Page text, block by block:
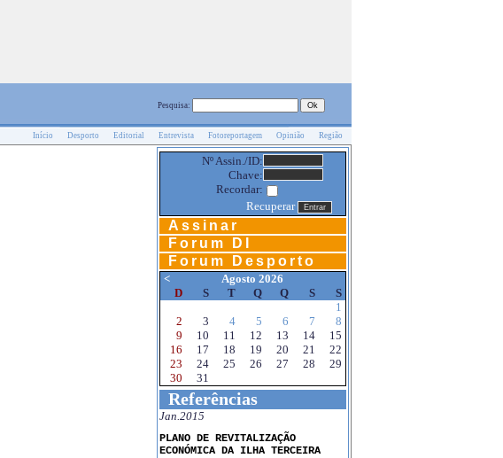
Pesquisa:
Início Desporto Editorial Entrevista Fotoreportagem Opinião Região
Nº Assin./ID:
Chave:
Recordar:
Recuperar
Assinar
Forum DI
Forum Desporto
<
Agosto 2026
D
S T Q Q S
S
1
2
3 4 5 6 7
8
9
10 11 12 13 14
15
16
17 18 19 20 21
22
23
24 25 26 27 28
29
30
31
Referências
Jan.2015
PLANO DE REVITALIZAÇÃO
ECONÓMICA DA ILHA TERCEIRA